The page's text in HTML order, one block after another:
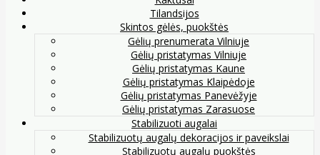
Tilandsijos
Skintos gėlės, puokštės
Gėlių prenumerata Vilniuje
Gėlių pristatymas Vilniuje
Gėlių pristatymas Kaune
Gėlių pristatymas Klaipėdoje
Gėlių pristatymas Panevėžyje
Gėlių pristatymas Zarasuose
Stabilizuoti augalai
Stabilizuotų augalų dekoracijos ir paveikslai
Stabilizuotų augalų puokštės